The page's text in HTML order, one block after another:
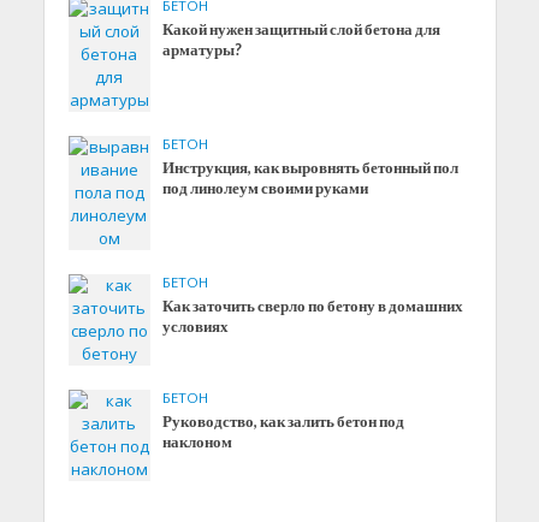
БЕТОН
Какой нужен защитный слой бетона для
арматуры?
БЕТОН
Инструкция, как выровнять бетонный пол
под линолеум своими руками
БЕТОН
Как заточить сверло по бетону в домашних
условиях
БЕТОН
Руководство, как залить бетон под
наклоном